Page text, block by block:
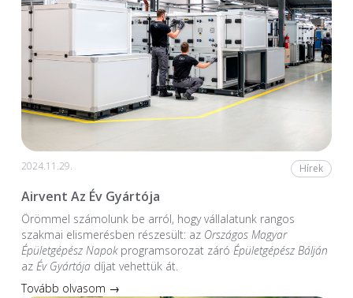
2024.11.29. Hírek
Airvent Az Év Gyártója
Örömmel számolunk be arról, hogy vállalatunk rangos
szakmai elismerésben részesült: az Országos Magyar
Épületgépész Napokprogramsorozat záró Épületgépész Bálján
az Év Gyártójadíjat vehettük át.
Tovább olvasom →